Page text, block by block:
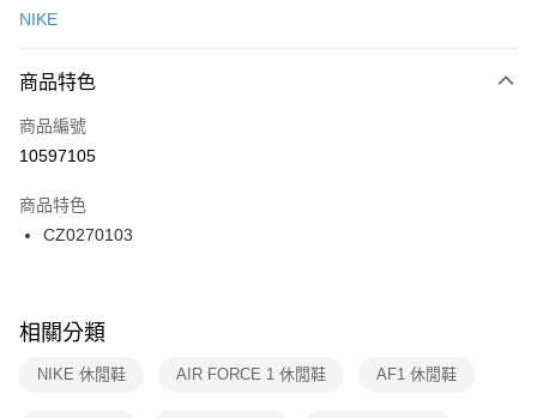
便利好安心！
３．安心：先確認商品／服務後，再付款。
【「AFTEE先享後付」結帳流程】
１．於結帳方式選擇「AFTEE先享後付」後，將跳轉至「AFTEE先享後付」
２．訂單成立數日內，您將收到繳費通知簡訊。
３．收到繳費通知簡訊後14天內，點擊此簡訊中的連結，可透過四大超商／
ATM／網路銀行／等多元方式進行付款，方視為交易完成。
※ 交易是否成功請以「AFTEE先享後付 」之結帳頁面顯示為準，若有關於
是否繳費成功／繳費後需取消欲退款等相關疑問，請聯繫「AFTEE先享後付
客戶支援中心」
https://netprotections.freshdesk.com/support/home
運送方式
每筆NT$100，滿NT$1,500(含以上)免運費
宅配
每筆NT$100，滿NT$1,500(含以上)免運費
付款後門市自取
每筆NT$100，滿NT$1,500(含以上)免運費
NIKE
商品特色
商品編號
10597105
商品特色
CZ0270103
相關分類
NIKE 休閒鞋 AIR FORCE 1 休閒鞋 AF1 休閒鞋